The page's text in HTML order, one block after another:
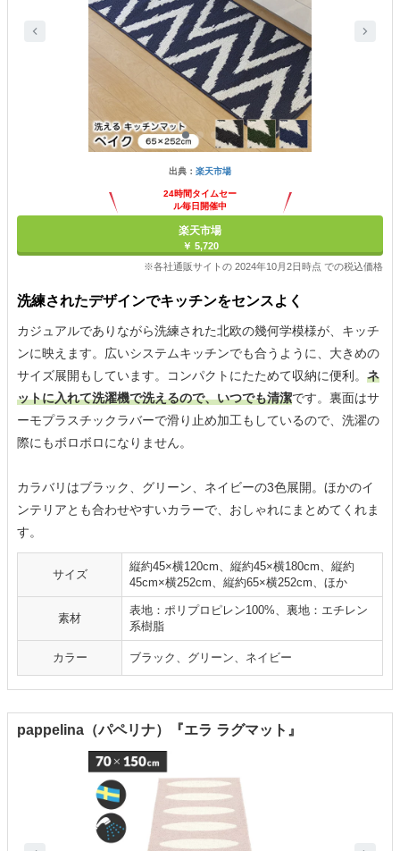
出典： 楽天市場
24時間タイムセー
ル毎日開催中
楽天市場
￥ 5,720
※各社通販サイトの 2024年10月2日時点 での税込価格
洗練されたデザインでキッチンをセンスよく
カジュアルでありながら洗練された北欧の幾何学模様が、キッチ
ンに映えます。広いシステムキッチンでも合うように、大きめの
サイズ展開もしています。コンパクトにたためて収納に便利。 ネ
ットに入れて洗濯機で洗えるので、いつでも清潔です。裏面はサ
ーモプラスチックラバーで滑り止め加工もしているので、洗濯の
際にもボロボロになりません。
カラバリはブラック、グリーン、ネイビーの3色展開。ほかのイ
ンテリアとも合わせやすいカラーで、おしゃれにまとめてくれま
す。
サイズ
縦約45×横120cm、縦約45×横180cm、縦約
45cm×横252cm、縦約65×横252cm、ほか
素材
表地：ポリプロピレン100%、裏地：エチレン
系樹脂
カラー ブラック、グリーン、ネイビー
pappelina（パペリナ）『エラ ラグマット』